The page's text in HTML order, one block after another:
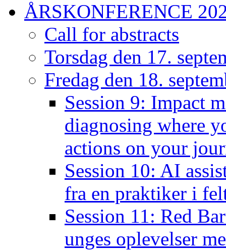
ÅRSKONFERENCE
Call for abstracts
Torsdag den 17.
Fredag den 18.
Session 9: Impact
diagnosing where
actions on your
Session 10: AI
fra en praktiker i
Session 11: Red
unges oplevelser